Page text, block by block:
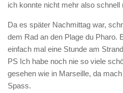
ich konnte nicht mehr also
Da es später Nachmittag war,
dem Rad an den Plage du Pharo.
einfach mal eine Stunde am
PS Ich habe noch nie so viele
gesehen wie in Marseille, da
Spass.